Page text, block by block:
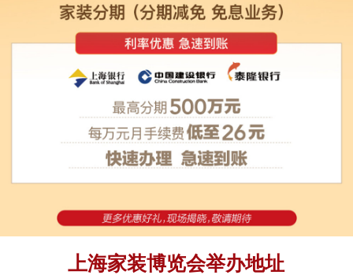
上海家装博览会举办地址